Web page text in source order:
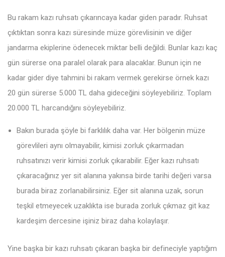
Bu rakam kazı ruhsatı çıkarıncaya kadar giden paradır. Ruhsat
çıktıktan sonra kazı süresinde müze görevlisinin ve diğer
jandarma ekiplerine ödenecek miktar belli değildi. Bunlar kazı kaç
gün sürerse ona paralel olarak para alacaklar. Bunun için ne
kadar gider diye tahmini bi rakam vermek gerekirse örnek kazı
20 gün sürerse 5.000 TL daha gideceğini söyleyebiliriz. Toplam
20.000 TL harcandığını söyleyebiliriz.
Bakın burada şöyle bi farklılık daha var. Her bölgenin müze
görevlileri aynı olmayabilir, kimisi zorluk çıkarmadan
ruhsatınızı verir kimisi zorluk çıkarabilir. Eğer kazı ruhsatı
çıkaracağınız yer sit alanına yakınsa birde tarihi değeri varsa
burada biraz zorlanabilirsiniz. Eğer sit alanına uzak, sorun
teşkil etmeyecek uzaklıkta ise burada zorluk çıkmaz git kaz
kardeşim dercesine işiniz biraz daha kolaylaşır.
Yine başka bir kazı ruhsatı çıkaran başka bir defineciyle yaptığım